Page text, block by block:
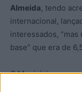
Almeida, tendo
internacional,
interessados,
base” que era de
O Município
publicado em